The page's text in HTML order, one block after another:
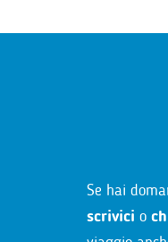
Se hai
scrivici o